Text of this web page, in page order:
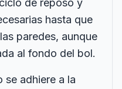
hasta que
paredes, aunque
al fondo del bol.
se adhiere a la